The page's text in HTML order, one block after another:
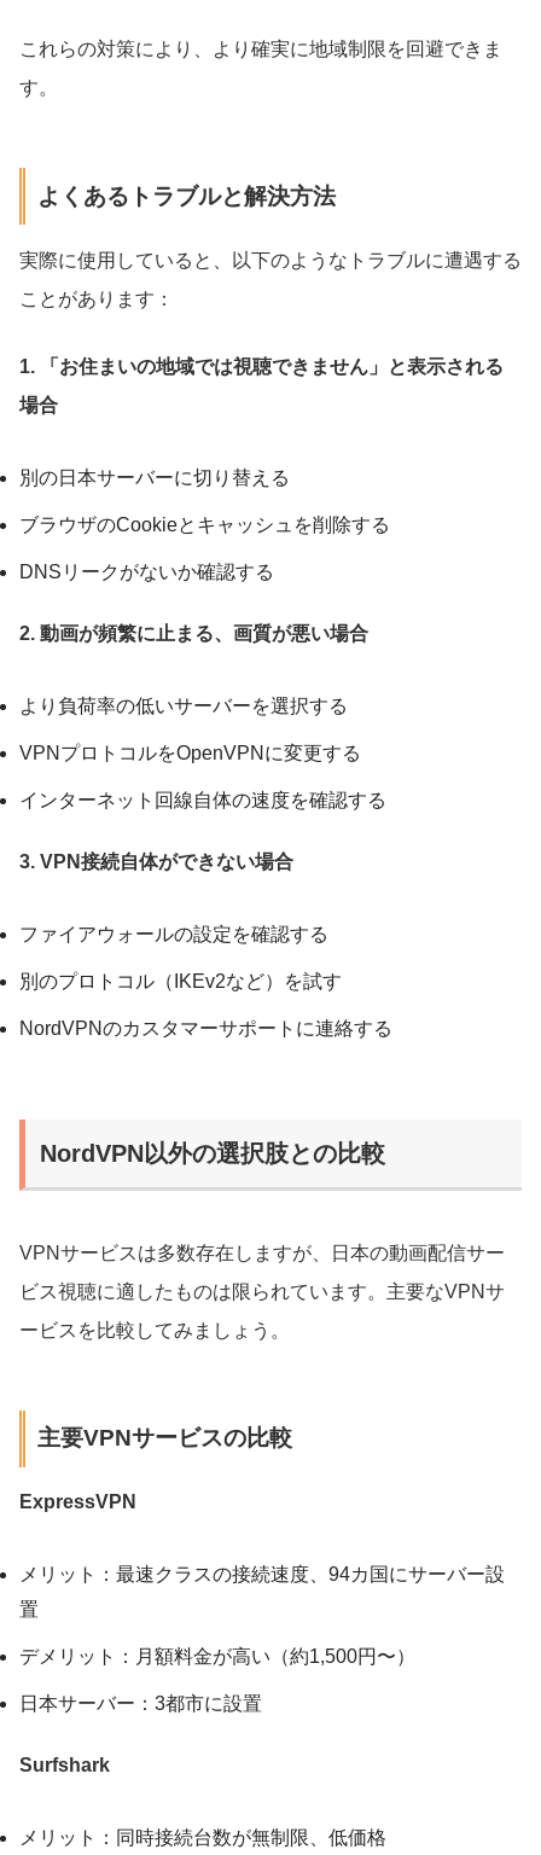
これらの対策により、より確実に地域制限を回避できま
す。
よくあるトラブルと解決方法
実際に使用していると、以下のようなトラブルに遭遇する
ことがあります：
1. 「お住まいの地域では視聴できません」と表示される
場合
別の日本サーバーに切り替える
ブラウザのCookieとキャッシュを削除する
DNSリークがないか確認する
2. 動画が頻繁に止まる、画質が悪い場合
より負荷率の低いサーバーを選択する
VPNプロトコルをOpenVPNに変更する
インターネット回線自体の速度を確認する
3. VPN接続自体ができない場合
ファイアウォールの設定を確認する
別のプロトコル（IKEv2など）を試す
NordVPNのカスタマーサポートに連絡する
NordVPN以外の選択肢との比較
VPNサービスは多数存在しますが、日本の動画配信サー
ビス視聴に適したものは限られています。主要なVPNサ
ービスを比較してみましょう。
主要VPNサービスの比較
ExpressVPN
メリット：最速クラスの接続速度、94カ国にサーバー設
置
デメリット：月額料金が高い（約1,500円〜）
日本サーバー：3都市に設置
Surfshark
メリット：同時接続台数が無制限、低価格